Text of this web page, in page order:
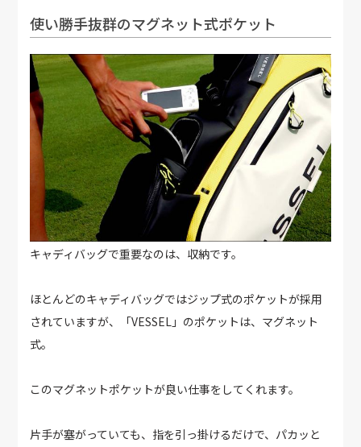
使い勝手抜群のマグネット式ポケット
キャディバッグで重要なのは、収納です。
ほとんどのキャディバッグではジップ式のポケットが採用
されていますが、「VESSEL」のポケットは、マグネット
式。
このマグネットポケットが良い仕事をしてくれます。
片手が塞がっていても、指を引っ掛けるだけで、パカッと